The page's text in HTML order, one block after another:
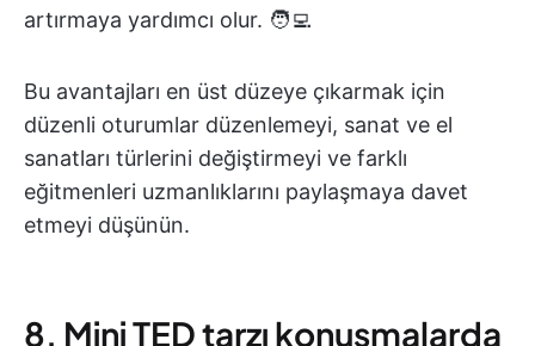
artırmaya yardımcı olur. 🧑‍💻
Bu avantajları en üst düzeye çıkarmak için
düzenli oturumlar düzenlemeyi, sanat ve el
sanatları türlerini değiştirmeyi ve farklı
eğitmenleri uzmanlıklarını paylaşmaya davet
etmeyi düşünün.
8. Mini TED tarzı konuşmalarda